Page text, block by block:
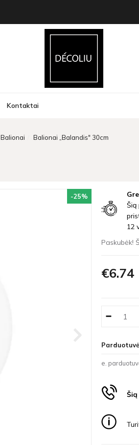
Kontaktai
Balionai Balionai „Balandis" 30cm
-25%
Šią
12
Paskubėk!
€6 74
Parduotuvė
e.